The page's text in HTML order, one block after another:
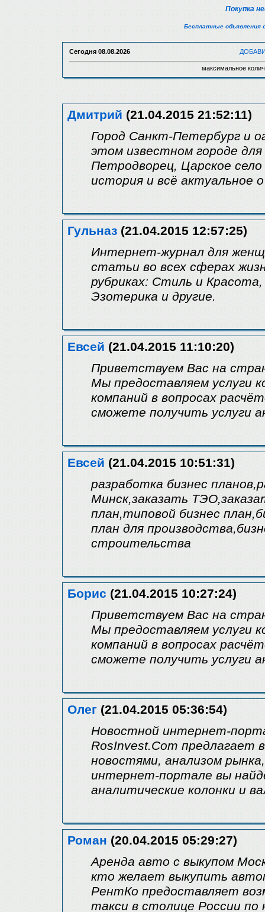
Покупка
Бесплатные объявления
Сегодня 08.08.2026
максимальное
Дмитрий (21.04.2015 21:52:11)
Город Санкт-Петербург и
этом известном городе
Петродворец, Царское
история и всё актуальное
Гульназ (21.04.2015 12:57:25)
Интернет-журнал для
статьи во всех сферах
рубриках: Стиль и
Эзотерика и другие.
Евсей (21.04.2015 11:10:20)
Приветствуем Вас на
Мы предоставляем услуги
компаний в вопросах
сможете получить услуги
Евсей (21.04.2015 10:51:31)
разработка бизнес
Минск,заказать
план,типовой бизнес
план для
строительства
Борис (21.04.2015 10:27:24)
Приветствуем Вас на
Мы предоставляем услуги
компаний в вопросах
сможете получить услуги
Олег (21.04.2015 05:36:54)
Новостной интернет-
RosInvest.Com предлагает
новостями, анализом
интернет-портале вы
аналитические колонки и
Роман (20.04.2015 05:29:27)
Аренда авто с выкупом
кто желает выкупить
РентКо предоставляет
такси в столице России по